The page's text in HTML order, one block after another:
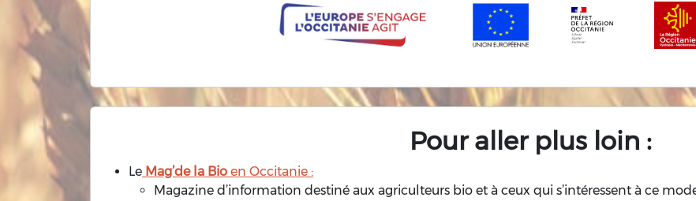
Pour aller plus loin :
Le Mag’de la Bio en Occitanie :
Magazine d’information destiné aux agriculteurs bio et à ceux qui s’intéressent à ce